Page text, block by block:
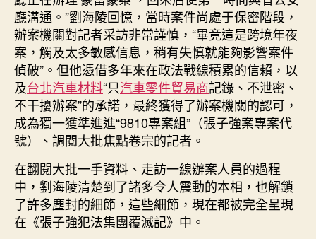
廳溝通。”劉海陵回憶，當時案件尚處于保密階段，
辦案機關對記者采訪非常謹慎，“畢竟這是跨境年夜
案，觸及太多敏感信息，稍有失慎就能夠影響案件
偵破”。但他憑借多年來在政法戰線積累的信賴，以
及台北汽車材料“只汽車零件貿易商記錄、不泄密、
不干擾辦案”的承諾，最終獲得了辦案機關的認可，
成為獨一獲準進進“9810專案組”（張子強案專案代
號）、調閱大批焦點卷宗的記者。
在翻閱大批一手資料、走訪一線辦案人員的過程
中，劉海陵清楚到了諸多令人震動的本相，也解鎖
了許多塵封的細節，這些細節，現在都被完全呈現
在《張子強犯法集團覆滅記》中。